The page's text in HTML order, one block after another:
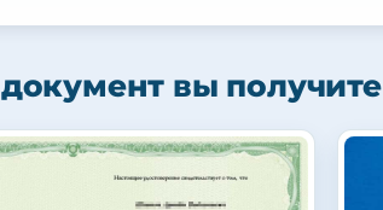
вы получите